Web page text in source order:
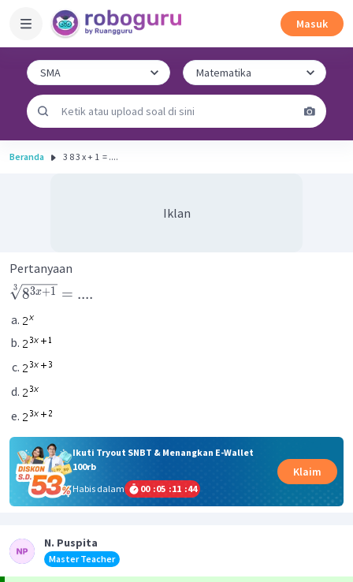
Masuk
Beranda 3 8 3 x + 1 ​ = ....
Iklan
Pertanyaan
3 83x+1 = ....
Ikuti Tryout SNBT & Menangkan E-Wallet
100rb
Habis dalam
00 :05 :11 :44
Klaim
N. Puspita
Master Teacher